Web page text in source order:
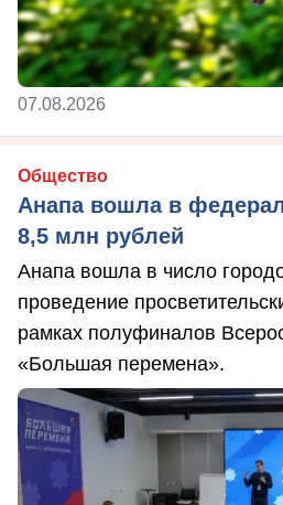
07.08.2026
Общество
Анапа вошла в
8,5 млн рублей
Анапа вошла в число
проведение
рамках полуфиналов
«Большая перемена».